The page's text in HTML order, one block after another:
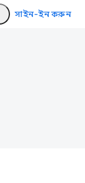
সাইন-ইন করুন